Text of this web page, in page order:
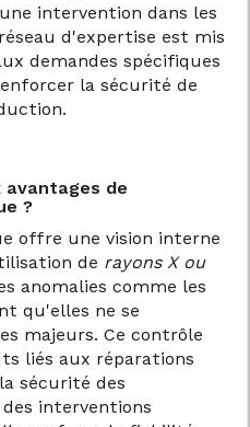
intervention dans les
d'expertise est mis
demandes spécifiques
la sécurité de
avantages de
?
offre une vision interne
de rayons X ou
anomalies comme les
qu'elles ne se
majeurs. Ce contrôle
liés aux réparations
sécurité des
interventions